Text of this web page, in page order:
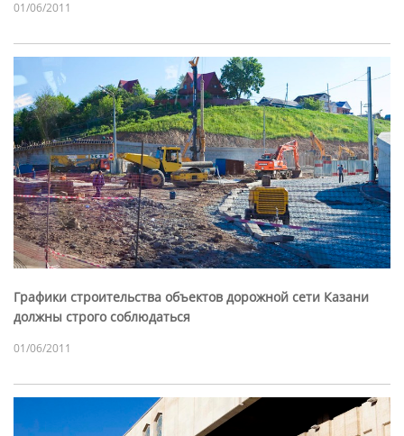
01/06/2011
Графики строительства объектов дорожной сети Казани
должны строго соблюдаться
01/06/2011